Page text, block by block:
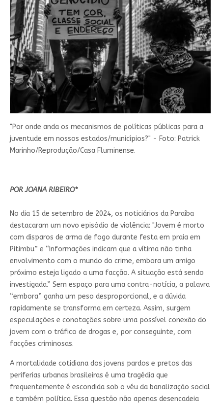
"Por onde anda os mecanismos de políticas públicas para a
juventude em nossos estados/municípios?" - Foto: Patrick
Marinho/Reprodução/Casa Fluminense.
POR JOANA RIBEIRO*
No dia 15 de setembro de 2024, os noticiários da Paraíba
destacaram um novo episódio de violência: "Jovem é morto
com disparos de arma de fogo durante festa em praia em
Pitimbu” e “Informações indicam que a vítima não tinha
envolvimento com o mundo do crime, embora um amigo
próximo esteja ligado a uma facção. A situação está sendo
investigada.” Sem espaço para uma contra-notícia, a palavra
“embora” ganha um peso desproporcional, e a dúvida
rapidamente se transforma em certeza. Assim, surgem
especulações e conotações sobre uma possível conexão do
jovem com o tráfico de drogas e, por conseguinte, com
facções criminosas.
A mortalidade cotidiana dos jovens pardos e pretos das
periferias urbanas brasileiras é uma tragédia que
frequentemente é escondida sob o véu da banalização social
e também política. Essa questão não apenas desencadeia